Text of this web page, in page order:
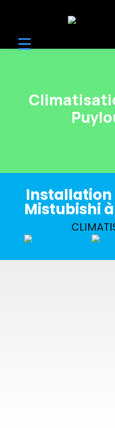
Mistubishi